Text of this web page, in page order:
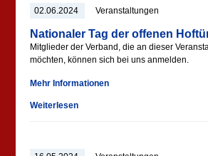
02.06.2024 Veranstaltungen
Nationaler Tag der offenen
Mitglieder der Verband, die an dieser
möchten, können sich bei uns anmelden.
Mehr Informationen
Weiterlesen